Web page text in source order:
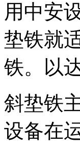
用中安
垫铁就
铁。以
斜垫铁
设备在